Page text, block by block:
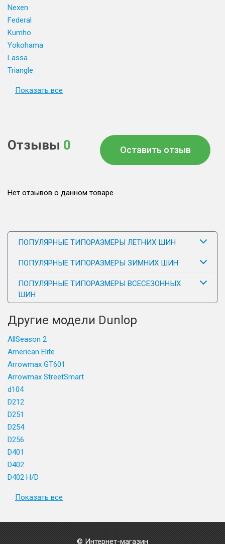
Nexen
Federal
Kumho
Yokohama
Lassa
Triangle
Показать все
Отзывы 0 Оставить отзыв
Нет отзывов о данном товаре.
ПОПУЛЯРНЫЕ ТИПОРАЗМЕРЫ ЛЕТНИХ ШИН
ПОПУЛЯРНЫЕ ТИПОРАЗМЕРЫ ЗИМНИХ ШИН
ПОПУЛЯРНЫЕ ТИПОРАЗМЕРЫ ВСЕСЕЗОННЫХ
ШИН
Другие модели Dunlop
AllSeason 2
American Elite
Arrowmax GT601
Arrowmax StreetSmart
d104
D212
D251
D254
D256
D401
D402
D402 H/D
Показать все
© Интернет-магазин